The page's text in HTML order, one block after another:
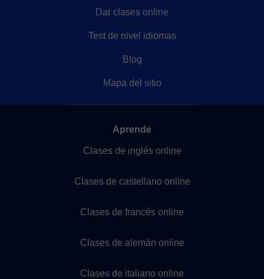
Dar clases online
Test de nivel idiomas
Blog
Mapa del sitio
Aprende
Clases de inglés online
Clases de castellano online
Clases de francés online
Clases de alemán online
Clases de italiano online